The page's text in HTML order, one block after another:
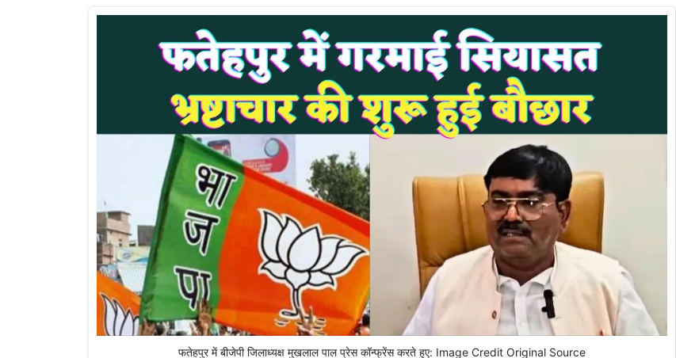
फतेहपुर में बीजेपी जिलाध्यक्ष मुखलाल पाल प्रेस कॉन्फ्रेंस करते हुए: Image Credit Original Source